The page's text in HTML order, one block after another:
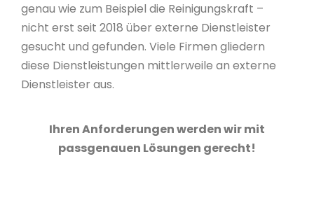
genau wie zum Beispiel die Reinigungskraft –
nicht erst seit 2018 über externe Dienstleister
gesucht und gefunden. Viele Firmen gliedern
diese Dienstleistungen mittlerweile an externe
Dienstleister aus.
Ihren Anforderungen werden wir mit
passgenauen Lösungen gerecht!